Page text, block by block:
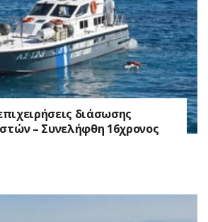
διάσωσης
– Συνελήφθη 16χρονος